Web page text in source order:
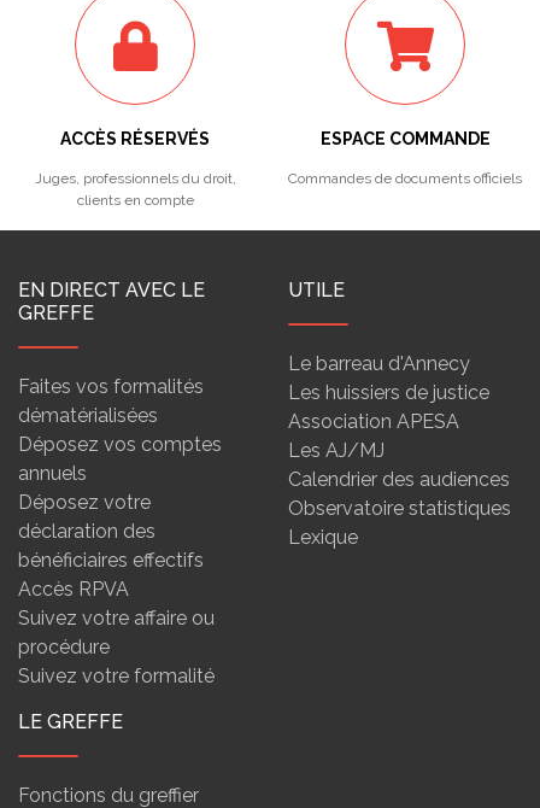
ACCÈS RÉSERVÉS
Juges, professionnels du droit,
clients en compte
ESPACE COMMANDE
Commandes de documents officiels
EN DIRECT AVEC LE
GREFFE
Faites vos formalités
dématérialisées
Déposez vos comptes
annuels
Déposez votre
déclaration des
bénéficiaires effectifs
Accès RPVA
Suivez votre affaire ou
procédure
Suivez votre formalité
UTILE
Le barreau d'Annecy
Les huissiers de justice
Association APESA
Les AJ/MJ
Calendrier des audiences
Observatoire statistiques
Lexique
LE GREFFE
Fonctions du greffier